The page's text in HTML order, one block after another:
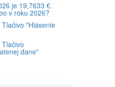
je 19,7633 €.
v roku 2026?
Tlačivo "Hlásenie
Tlačivo
dane"